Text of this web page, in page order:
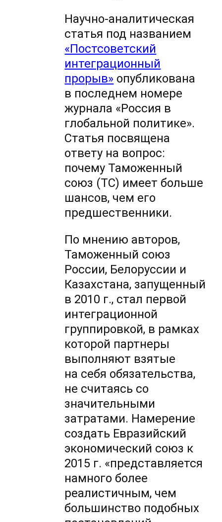
Научно-аналитическая
статья под названием
«Постсоветский
интеграционный
прорыв» опубликована
в последнем номере
журнала «Россия в
глобальной политике».
Статья посвящена
ответу на вопрос:
почему Таможенный
союз (ТС) имеет больше
шансов, чем его
предшественники.
По мнению авторов,
Таможенный союз
России, Белоруссии и
Казахстана, запущенный
в 2010 г., стал первой
интеграционной
группировкой, в рамках
которой партнеры
выполняют взятые
на себя обязательства,
не считаясь со
значительными
затратами. Намерение
создать Евразийский
экономический союз к
2015 г. «представляется
намного более
реалистичным, чем
большинство подобных